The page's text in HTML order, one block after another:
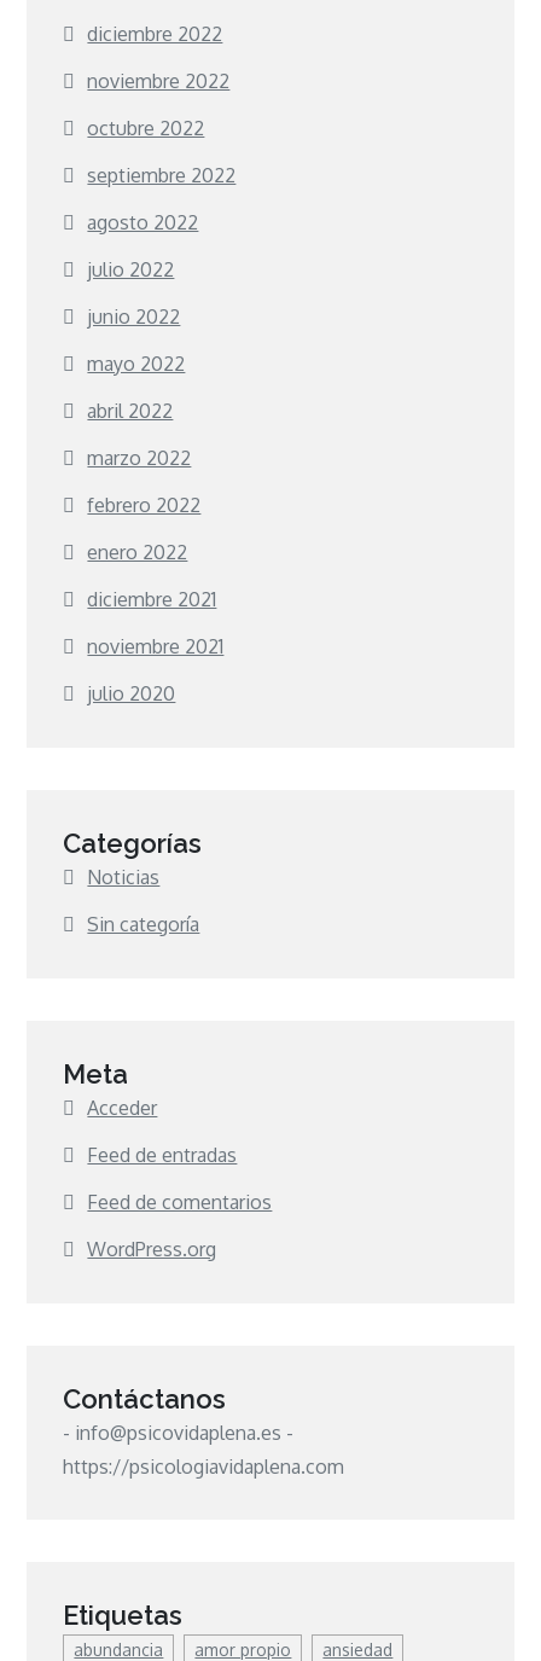
diciembre 2022
noviembre 2022
octubre 2022
septiembre 2022
agosto 2022
julio 2022
junio 2022
mayo 2022
abril 2022
marzo 2022
febrero 2022
enero 2022
diciembre 2021
noviembre 2021
julio 2020
Categorías
Noticias
Sin categoría
Meta
Acceder
Feed de entradas
Feed de comentarios
WordPress.org
Contáctanos
- info@psicovidaplena.es -
https://psicologiavidaplena.com
Etiquetas
abundancia amor propio ansiedad